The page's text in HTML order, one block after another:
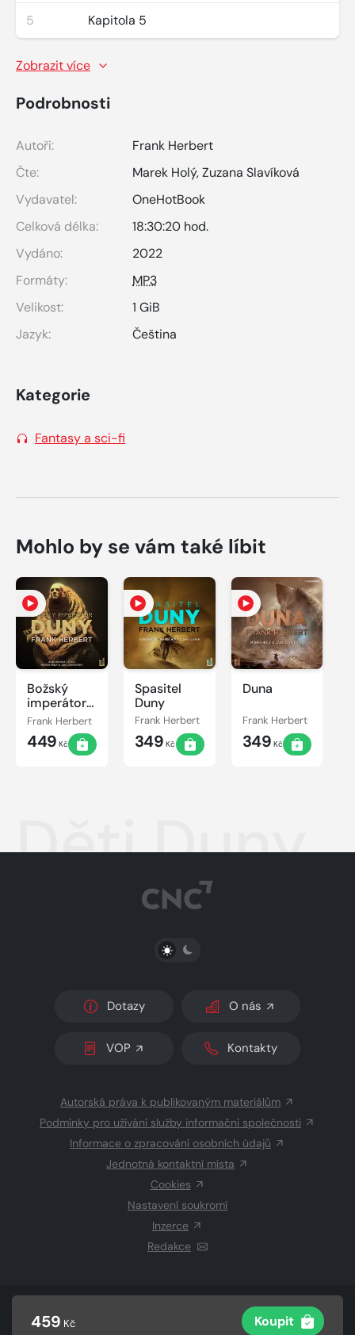
459 Kč Koupit
5 Kapitola 5
Zobrazit více
Podrobnosti
Autoři:
Frank Herbert
Čte:
Marek Holý,Zuzana Slavíková
Vydavatel:
OneHotBook
Celková délka:
18:30:20 hod.
Vydáno:
2022
Formáty:
MP3
Velikost:
1 GiB
Jazyk:
Čeština
Kategorie
Fantasy a sci-fi
Mohlo by se vám také líbit
Božský
imperátor
Duny
Frank Herbert
449 Kč
Spasitel
Duny
Frank Herbert
349 Kč
Duna
Frank Herbert
349 Kč
Děti Duny
PŘEPNOUT SVĚTLÝ/TMAVÝ REŽIM
Dotazy O nás
VOP Kontakty
Autorská práva k publikovaným materiálům
Podmínky pro užívání služby informační společnosti
Informace o zpracování osobních údajů
Jednotná kontaktní místa
Cookies
Nastavení soukromí
Inzerce
Redakce
CZECH NEWS CENTER a.s.a dodavatelé